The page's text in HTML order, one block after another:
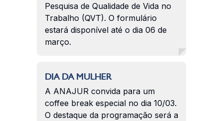
Pesquisa de Qualidade de Vida no
Trabalho (QVT). O formulário
estará disponível até o dia 06 de
março.
DIA DA MULHER
A ANAJUR convida para um
coffee break especial no dia 10/03.
O destaque da programação será a